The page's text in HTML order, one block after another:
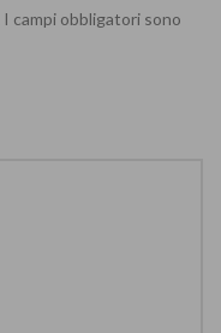
I campi obbligatori sono